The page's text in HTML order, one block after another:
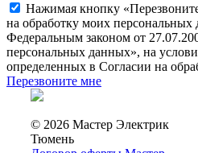
Нажимая кнопку
на обработку моих персональных
Федеральным законом от
персональных данных», на
определенных в Согласии на
Перезвоните мне
© 2026 Мастер Электрик
Тюмень